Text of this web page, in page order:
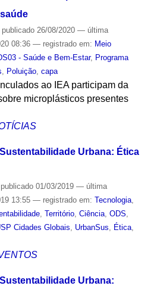
publicado26/08/2020 — última
08:36 — registrado em: Meio
- Saúde e Bem-Estar, Programa
, Poluição, capa
ao IEA participam da
microplásticos presentes
Urbana: Ética
publicado01/03/2019 — última
13:55 — registrado em: Tecnologia,
, Território, Ciência, ODS,
Cidades Globais, UrbanSus, Ética,
Urbana: